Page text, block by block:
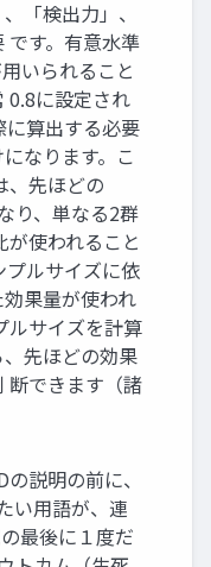
「検出力」、
です。有意水準
いられること
0.8に設定され
に算出する必要
なります。こ
、先ほどの
り、単なる2群
が使われること
プルサイズに依
果量が使われ
ルサイズを計算
先ほどの効果
断できます（諸
説明の前に、
い用語が、連
最後に１度だ